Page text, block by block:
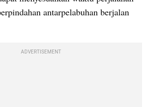
antarpelabuhan berjalan
ADVERTISEMENT